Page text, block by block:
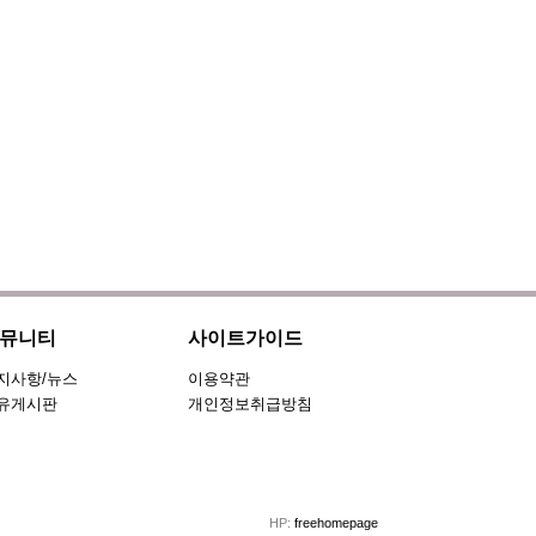
니티
사항/뉴스
게시판
사이트가이드
이용약관
개인정보취급방침
HP: freehomepage